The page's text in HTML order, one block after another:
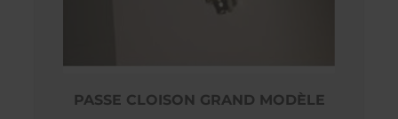
PASSE CLOISON GRAND MODÈLE